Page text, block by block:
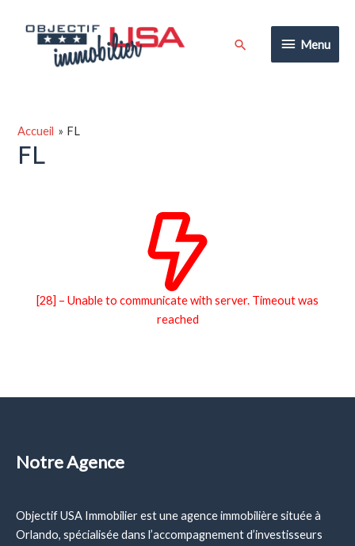
contenu
Menu
Menu
Rechercher
Accueil FL
FL
[28] – Unable to communicate with server. Timeout was
reached
Notre Agence
Objectif USA Immobilier est une agence immobilière située à
Orlando, spécialisée dans l’accompagnement d’investisseurs